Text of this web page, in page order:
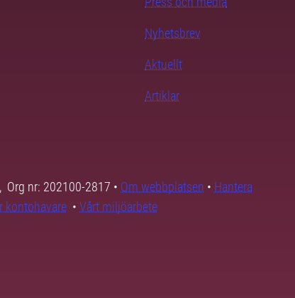
Nyhetsbrev
Aktuellt
Artiklar
Org nr: 202100-2817 • Om webbplatsen • Hantera
kontohavare • Vårt miljöarbete